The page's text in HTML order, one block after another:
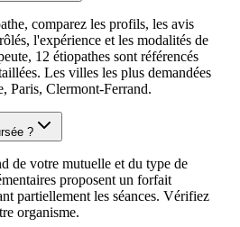
comparez les profils, les avis
l'expérience et les modalités de
12 étiopathes sont référencés
Les villes les plus demandées
Paris, Clermont-Ferrand.
?
de votre mutuelle et du type de
proposent un forfait
partiellement les séances. Vérifiez
organisme.